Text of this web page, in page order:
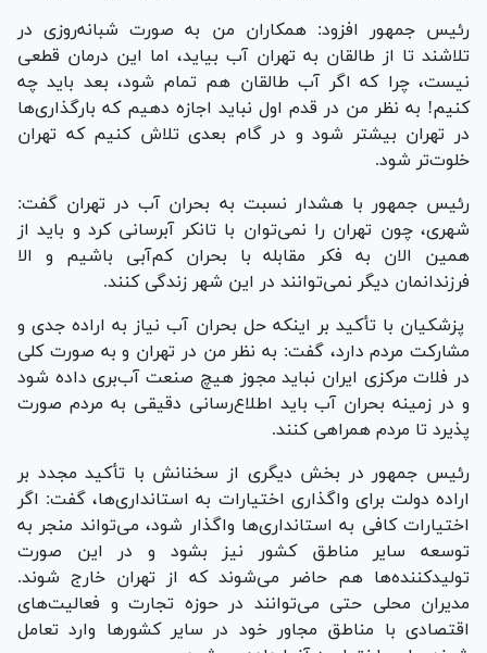
رئیس جمهور افزود: همکاران من به صورت شبانه‌روزی در
تلاشند تا از طالقان به تهران آب بیاید، اما این درمان قطعی
نیست، چرا که اگر آب طالقان هم تمام شود، بعد باید چه
کنیم! به نظر من در قدم اول نباید اجازه دهیم که بارگذاری‌ها
در تهران بیشتر شود و در گام بعدی تلاش کنیم که تهران
خلوت‌تر شود.
رئیس جمهور با هشدار نسبت به بحران آب در تهران گفت:
شهری، چون تهران را نمی‌توان با تانکر آبرسانی کرد و باید از
همین الان به فکر مقابله با بحران کم‌آبی باشیم و الا
فرزندانمان دیگر نمی‌توانند در این شهر زندگی کنند.
پزشکیان با تأکید بر اینکه حل بحران آب نیاز به اراده جدی و
مشارکت مردم دارد، گفت: به نظر من در تهران و به صورت کلی
در فلات مرکزی ایران نباید مجوز هیچ صنعت آب‌بری داده شود
و در زمینه بحران آب باید اطلاع‌رسانی دقیقی به مردم صورت
پذیرد تا مردم همراهی کنند.
رئیس جمهور در بخش دیگری از سخنانش با تأکید مجدد بر
اراده دولت برای واگذاری اختیارات به استانداری‌ها، گفت: اگر
اختیارات کافی به استانداری‌ها واگذار شود، می‌تواند منجر به
توسعه سایر مناطق کشور نیز بشود و در این صورت
تولیدکننده‌ها هم حاضر می‌شوند که از تهران خارج شوند.
مدیران محلی حتی می‌توانند در حوزه تجارت و فعالیت‌های
اقتصادی با مناطق مجاور خود در سایر کشور‌ها وارد تعامل